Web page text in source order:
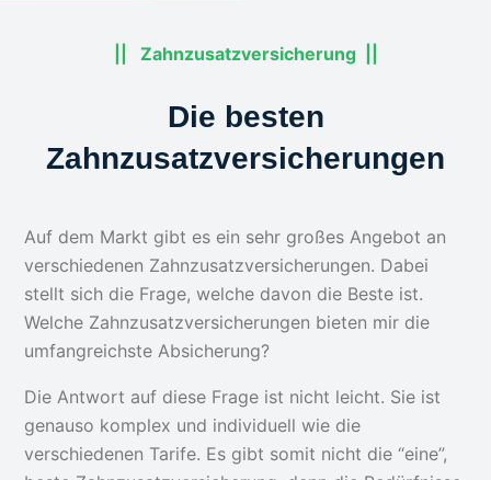
|| Zahnzusatzversicherung ||
Die besten
Zahnzusatzversicherungen
Auf dem Markt gibt es ein sehr großes Angebot an
verschiedenen Zahnzusatzversicherungen. Dabei
stellt sich die Frage, welche davon die Beste ist.
Welche Zahnzusatzversicherungen bieten mir die
umfangreichste Absicherung?
Die Antwort auf diese Frage ist nicht leicht. Sie ist
genauso komplex und individuell wie die
verschiedenen Tarife. Es gibt somit nicht die “eine”,